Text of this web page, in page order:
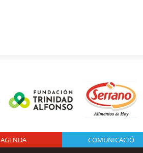
Logo Fundación
AGENDA COMUNICACIÓ